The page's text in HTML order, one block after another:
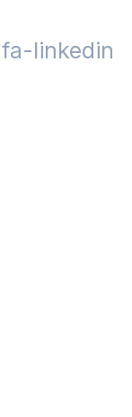
linkedin